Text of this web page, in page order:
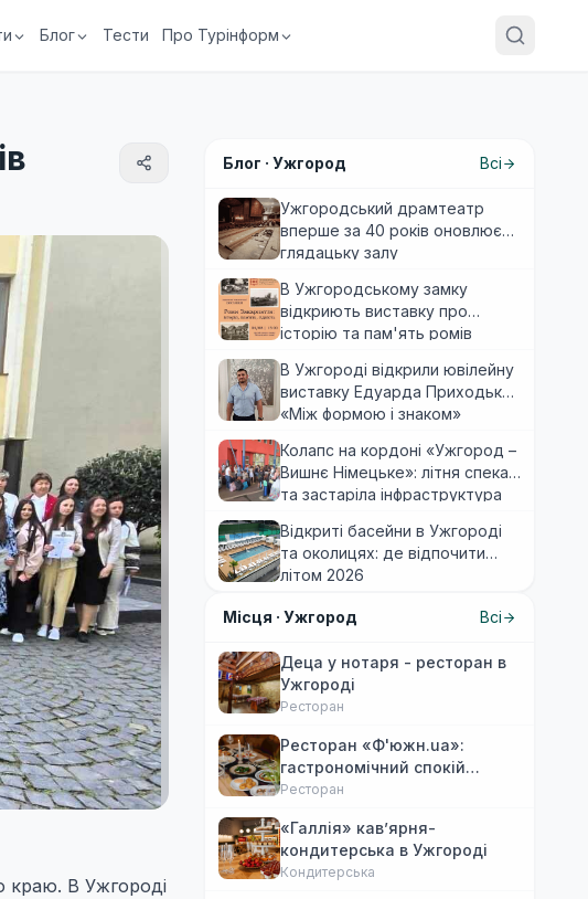
Блог Тести Про Турінформ
краю. В Ужгороді
Блог · Ужгород Всі
Ужгородський драмтеатр
вперше за 40 років оновлює
глядацьку залу
В Ужгородському замку
відкриють виставку про
історію та пам'ять ромів
В Ужгороді відкрили ювілейну
виставку Едуарда Приходька
«Між формою і знаком»
Колапс на кордоні «Ужгород –
Вишнє Німецьке»: літня спека
та застаріла інфраструктура
Відкриті басейни в Ужгороді
та околицях: де відпочити
літом 2026
Місця · Ужгород Всі
Деца у нотаря - ресторан в
Ужгороді
Ресторан
Ресторан «Ф'южн.ua»:
гастрономічний спокій
Ужгорода. Авторська
Ресторан
«Галлія» кав’ярня-
кондитерська в Ужгороді
Кондитерська